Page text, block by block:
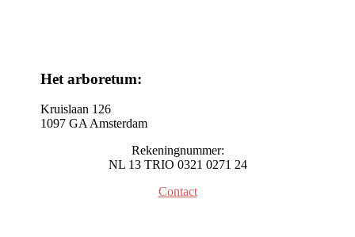
Het arboretum:
Kruislaan 126
1097 GA Amsterdam
Rekeningnummer:
NL 13 TRIO 0321 0271 24
Contact